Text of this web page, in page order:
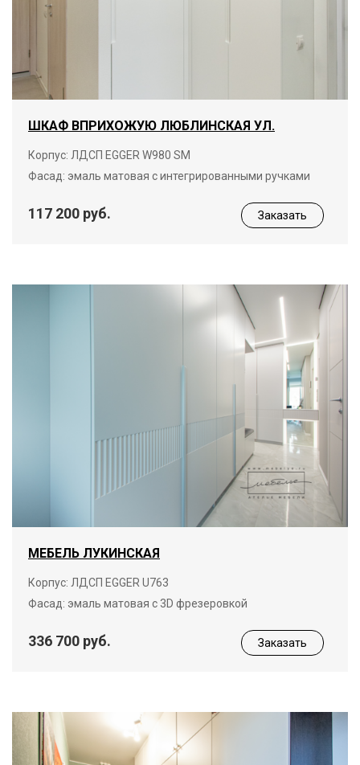
ШКАФ ВПРИХОЖУЮ ЛЮБЛИНСКАЯ УЛ.
Корпус: ЛДСП EGGER W980 SM
Фасад: эмаль матовая с интегрированными ручками
117 200 руб. Заказать
МЕБЕЛЬ ЛУКИНСКАЯ
Корпус: ЛДСП EGGER U763
Фасад: эмаль матовая с 3D фрезеровкой
336 700 руб. Заказать